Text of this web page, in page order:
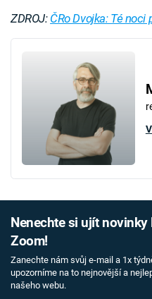
ZDROJ: ČRo Dvojka: Té noci
Nenechte si ujít novinky
Zoom!
Zanechte nám svůj e-mail a 1x
upozorníme na to nejnovější a
našeho webu.